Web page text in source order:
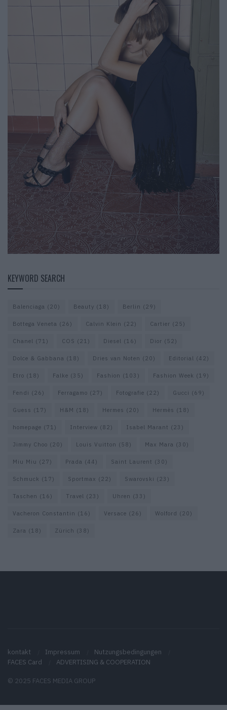
KEYWORD SEARCH
Balenciaga (20) Beauty (18) Berlin (29)
Bottega Veneta (26) Calvin Klein (22) Cartier (25)
Chanel (71) COS (21) Diesel (16) Dior (52)
Dolce & Gabbana (18) Dries van Noten (20) Editorial (42)
Etro (18) Falke (35) Fashion (103) Fashion Week (19)
Fendi (26) Ferragamo (27) Fotografie (22) Gucci (69)
Guess (17) H&M (18) Hermes (20) Hermès (18)
homepage (71) Interview (82) Isabel Marant (23)
Jimmy Choo (20) Louis Vuitton (58) Max Mara (30)
Miu Miu (27) Prada (44) Saint Laurent (30)
Schmuck (17) Sportmax (22) Swarovski (23)
Taschen (16) Travel (23) Uhren (33)
Vacheron Constantin (16) Versace (26) Wolford (20)
Zara (18) Zürich (38)
kontakt Impressum
Nutzungsbedingungen
FACES Card
ADVERTISING & COOPERATION
© 2025 FACES MEDIA GROUP